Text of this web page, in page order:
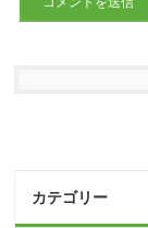
カテゴリー